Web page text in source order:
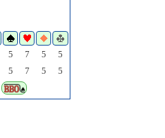
5 7 5
5
5 7 5
5